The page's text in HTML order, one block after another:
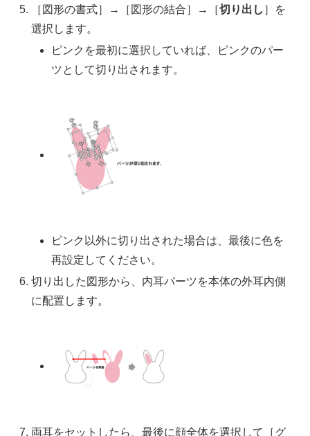
［図形の書式］→［図形の結合］→［切り出し ］を
選択します。
ピンクを最初に選択していれば、ピンクのパー
ツとして切り出されます。
ピンク以外に切り出された場合は、最後に色を
再設定してください。
切り出した図形から、内耳パーツを本体の外耳内側
に配置します。
両耳をセットしたら、最後に顔全体を選択して［グ